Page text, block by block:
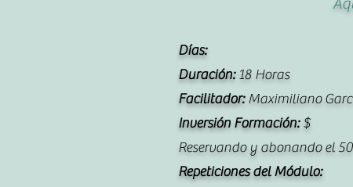
Días:
Duración:18 Horas
Facilitador:Maximiliano
Inversión Formación:$
Reservando y abonando el
Repeticiones del Módulo: